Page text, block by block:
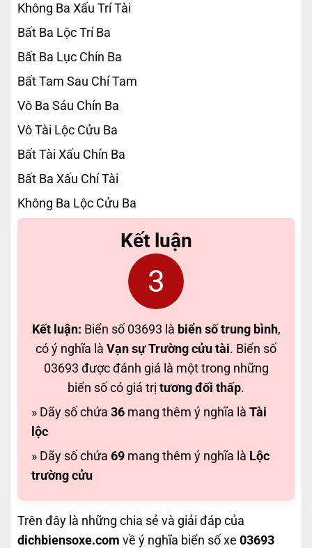
Không Ba Xấu Trí Tài
Bất Ba Lộc Trí Ba
Bất Ba Lục Chín Ba
Bất Tam Sau Chí Tam
Vô Ba Sáu Chín Ba
Vô Tài Lộc Cửu Ba
Bất Tài Xấu Chín Ba
Bất Ba Xấu Chí Tài
Không Ba Lộc Cửu Ba
Kết luận
3
Kết luận: Biển số 03693 là biển số trung bình,
có ý nghĩa là Vạn sự Trường cửu tài. Biển số
03693 được đánh giá là một trong những
biển số có giá trị tương đối thấp.
» Dãy số chứa 36 mang thêm ý nghĩa là Tài
lộc
» Dãy số chứa 69 mang thêm ý nghĩa là Lộc
trường cửu
Trên đây là những chia sẻ và giải đáp của
dichbiensoxe.com về ý nghĩa biển số xe 03693